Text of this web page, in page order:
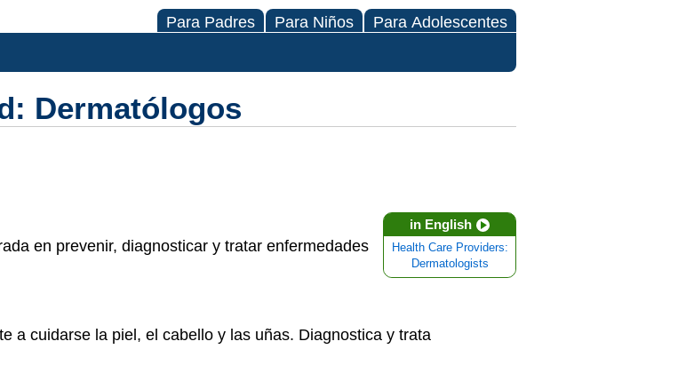
Para Padres Para Niños Para Adolescentes
Dermatólogos
in English
Health Care Providers:
Dermatologists
en prevenir, diagnosticar y tratar enfermedades
a cuidarse la piel, el cabello y las uñas. Diagnostica y trata